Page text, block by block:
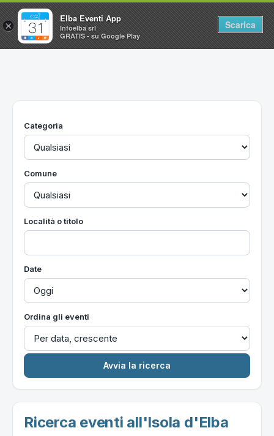
Home
Utilità
Categoria
Comune
Località o titolo
Date
Ordina gli eventi
Ricerca eventi all'Isola d'Elba
×
Elba Eventi App
Infoelba srl
GRATIS - su Google Play
Scarica